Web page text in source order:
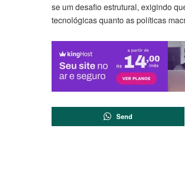
se um desafio estrutural, exigindo
tecnológicas quanto as políticas
Send